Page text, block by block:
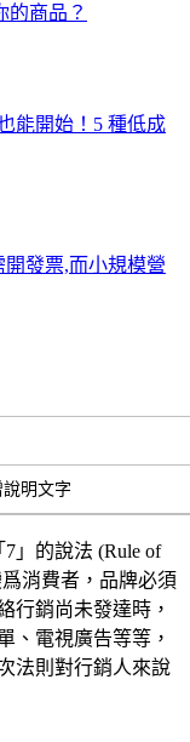
的商品？
能開始！5 種低成
發票,而小規模營
明文字
」的說法 (Rule of
消費者，品牌必須
行銷尚未發達時，
、電視廣告等等，
法則對行銷人來說